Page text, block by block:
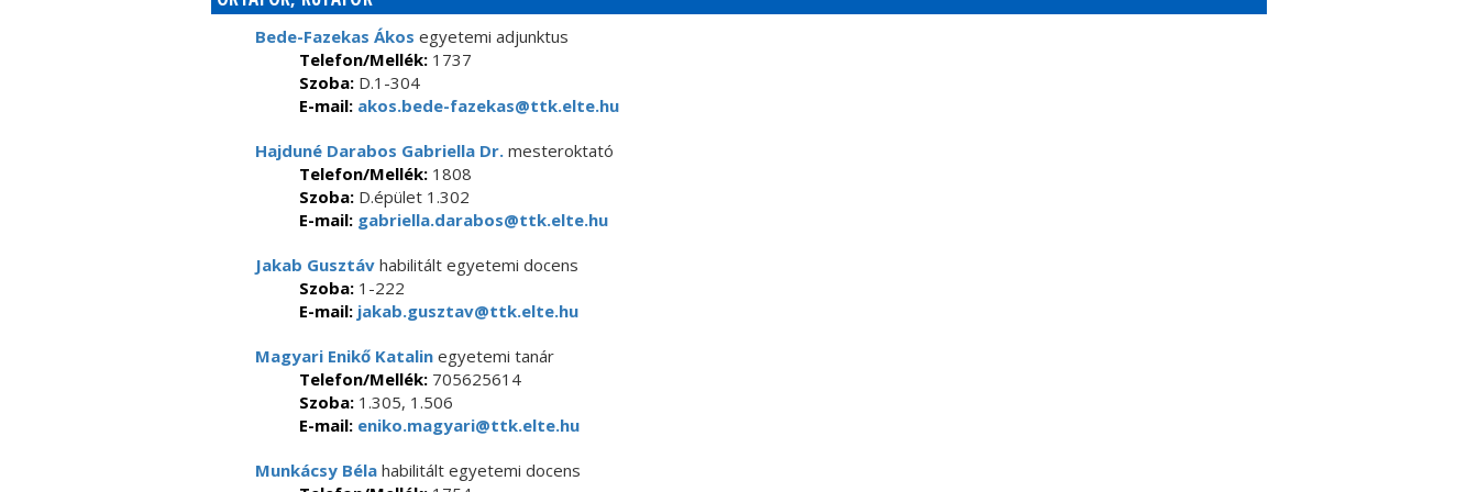
Bede-Fazekas Ákos egyetemi adjunktus
Telefon/Mellék: 1737
Szoba: D.1-304
E-mail: akos.bede-fazekas@ttk.elte.hu
Hajduné Darabos Gabriella Dr. mesteroktató
Telefon/Mellék: 1808
Szoba: D.épület 1.302
E-mail: gabriella.darabos@ttk.elte.hu
Jakab Gusztáv habilitált egyetemi docens
Szoba: 1-222
E-mail: jakab.gusztav@ttk.elte.hu
Magyari Enikő Katalin egyetemi tanár
Telefon/Mellék: 705625614
Szoba: 1.305, 1.506
E-mail: eniko.magyari@ttk.elte.hu
Munkácsy Béla habilitált egyetemi docens